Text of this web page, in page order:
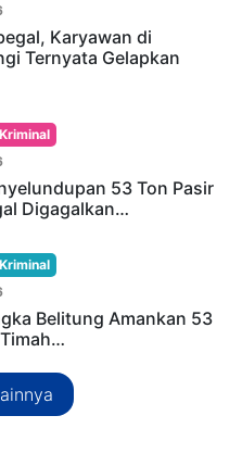
Karyawan di
Ternyata Gelapkan
53 Ton Pasir
Digagalkan…
Belitung Amankan 53